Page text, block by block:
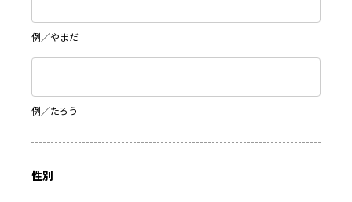
例／やまだ
例／たろう
性別